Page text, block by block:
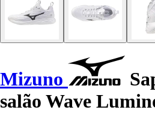
Mizuno
salão Wave